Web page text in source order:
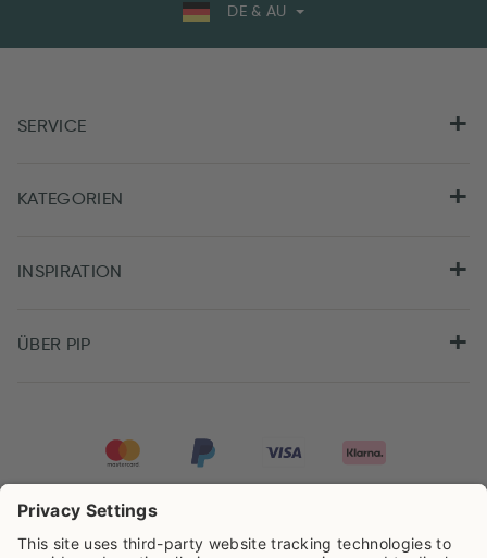
DE & AU
SERVICE
KATEGORIEN
INSPIRATION
ÜBER PIP